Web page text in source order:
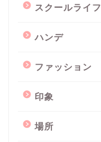
スクールライフ
ハンデ
ファッション
印象
場所